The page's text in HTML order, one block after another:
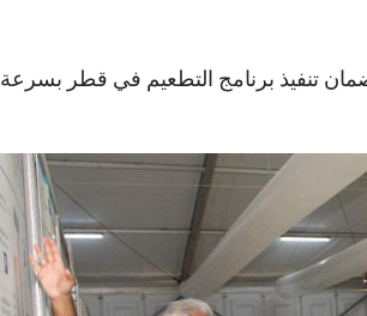
تنفيذ برنامج التطعيم في قطر بسرعة